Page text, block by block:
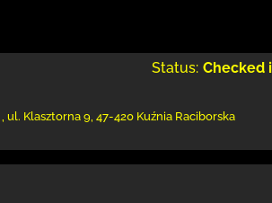
Status: Checked
, ul. Klasztorna 9, 47-420 Kuźnia Raciborska